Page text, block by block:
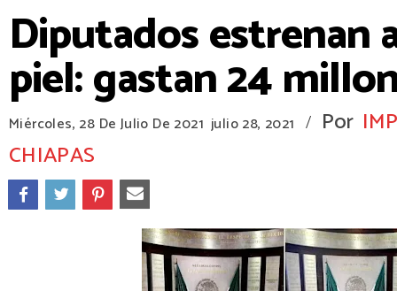
Diputados estrenan
piel: gastan 24
Miércoles, 28 De Julio De 2021 julio 28, 2021 / Por
CHIAPAS